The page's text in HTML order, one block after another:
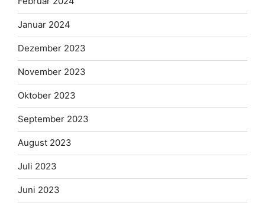
Januar 2024
Dezember 2023
November 2023
Oktober 2023
September 2023
August 2023
Juli 2023
Juni 2023